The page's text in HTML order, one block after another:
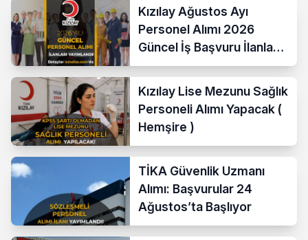
Kızılay Ağustos Ayı
Personel Alımı 2026
Güncel İş Başvuru İlanları
Yayımladı!
Kızılay Lise Mezunu Sağlık
Personeli Alımı Yapacak (
Hemşire )
TİKA Güvenlik Uzmanı
Alımı: Başvurular 24
Ağustos’ta Başlıyor